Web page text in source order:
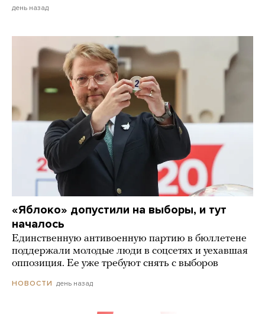
день назад
«Яблоко» допустили на выборы, и тут
началось
Единственную антивоенную партию в бюллетене
поддержали молодые люди в соцсетях и уехавшая
оппозиция. Ее уже требуют снять с выборов
НОВОСТИ день назад